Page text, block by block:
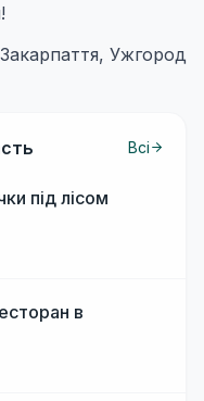
Ужгород
Всі
під лісом
в